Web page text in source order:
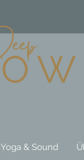
Yoga & Sound